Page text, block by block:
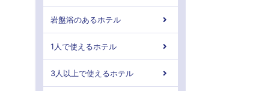
岩盤浴のあるホテル
1人で使えるホテル
3人以上で使えるホテル